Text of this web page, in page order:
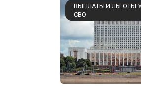
ВЫПЛАТЫ И ЛЬГОТЫ
СВО